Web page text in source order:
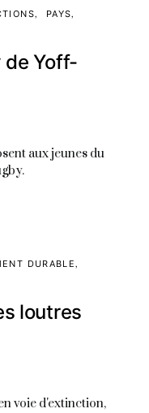
PAYS
de Yoff-
aux jeunes du
DURABLE
loutres
voie d'extinction,